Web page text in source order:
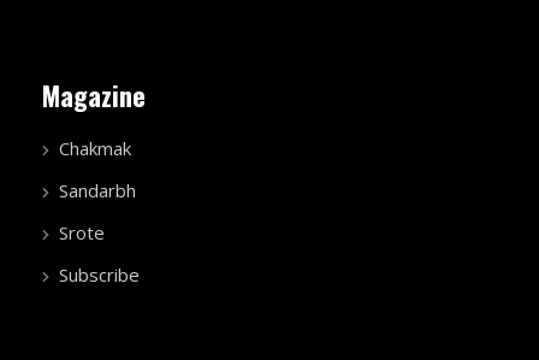
Magazine
Chakmak
Sandarbh
Srote
Subscribe